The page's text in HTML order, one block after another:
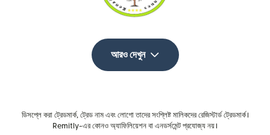
আরও দেখুন
ডিসপ্লে করা ট্রেডমার্ক, ট্রেড নাম এবং লোগো তাদের সংশ্লিষ্ট মালিকদের রেজিস্টার্ড ট্রেডমার্ক।
Remitly-এর কোনও অ্যাফিলিয়েশন বা এনডর্সমেন্ট প্রযোজ্য নয়।